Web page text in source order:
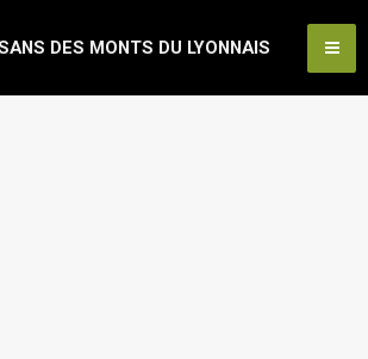
DES MONTS DU LYONNAIS